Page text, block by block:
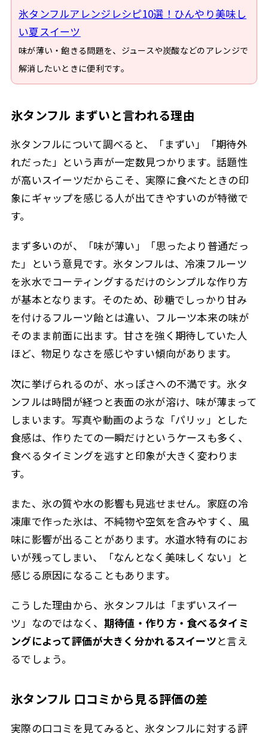
氷タンフルアレンジレシピ10選！ひんやり美味し
い夏スイーツ
味が薄い・飽きる問題を、ジュースや炭酸などのアレンジで
解消したいときに便利です。
氷タンフル まずいと言われる理由
氷タンフルについて調べると、「まずい」「期待外
れだった」という声が一定数見つかります。話題性
が高いスイーツだからこそ、実際に食べたときの印
象にギャップを感じる人が出てきやすいのが特徴で
す。
まず多いのが、「味が薄い」「思ったより普通だっ
た」という意見です。氷タンフルは、冷凍フルーツ
を氷水でコーティングするだけのシンプルな作り方
が基本となります。そのため、砂糖でしっかり甘み
を付けるフルーツ飴とは違い、フルーツ本来の味が
そのまま前面に出ます。甘さを強く期待していた人
ほど、物足りなさを感じやすい傾向があります。
次に挙げられるのが、水っぽさへの不満です。氷タ
ンフルは時間が経つと表面の氷が溶け、味が薄まって
しまいます。写真や動画のような「パリッ」とした
食感は、作りたての一瞬だけというケースも多く、
食べるタイミングを逃すと印象が大きく変わりま
す。
また、氷の質や水の影響も見逃せません。家庭の冷
凍庫で作った氷は、不純物や空気を含みやすく、風
味に影響が出ることがあります。水道水特有のにお
いが残ってしまい、「なんとなく美味しくない」と
感じる原因になることもあります。
こうした理由から、氷タンフルは「まずいスイー
ツ」なのではなく、 期待値・作り方・食べるタイミ
ングによって評価が大きく分かれるスイーツと言え
るでしょう。
氷タンフル 口コミから見る評価の差
実際の口コミを見てみると、氷タンフルに対する評